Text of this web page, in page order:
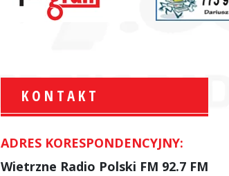
KONTAKT
ADRES KORESPONDENCYJNY:
Wietrzne Radio Polski FM 92.7 FM
Krzysztof Wawer:
Komentator